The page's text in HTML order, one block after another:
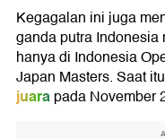
Kegagalan ini juga
ganda putra
hanya di Indonesia
Japan Masters. Saat
juarapada November